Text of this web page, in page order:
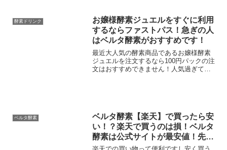
酵素ドリンク
お嬢様酵素ジュエルをすぐに利用
するならファストパス！急ぎの人
はベルタ酵素がおすすめです！
最近大人気の酵素商品であるお嬢様酵素
ジュエルを注文するなら100円パックの注
文はおすすめできません！人気過ぎてな
ベルタ酵素
ベルタ酵素【楽天】で買ったら安
い！？楽天で買うのは損！ベルタ
酵素は公式サイトが最安値！先着
300名限定でチアシードも酵素サ